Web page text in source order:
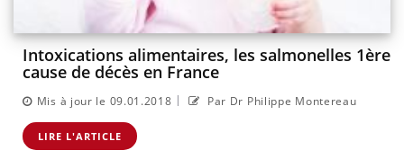
Intoxications alimentaires, les salmonelles 1ère
cause de décès en France
Mis à jour le 09.01.2018 | Par Dr Philippe Montereau
LIRE L'ARTICLE